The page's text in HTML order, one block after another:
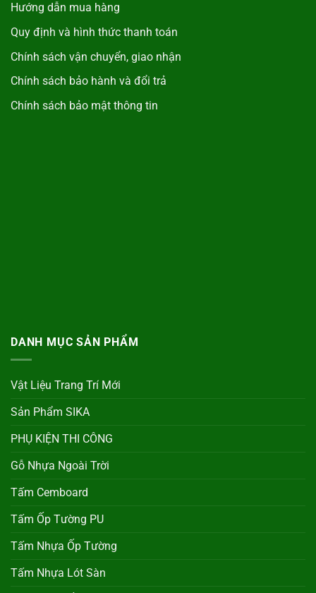
Hướng dẫn mua hàng
Quy định và hình thức thanh toán
Chính sách vận chuyển, giao nhận
Chính sách bảo hành và đổi trả
Chính sách bảo mật thông tin
DANH MỤC SẢN PHẨM
Vật Liệu Trang Trí Mới
Sản Phẩm SIKA
PHỤ KIỆN THI CÔNG
Gỗ Nhựa Ngoài Trời
Tấm Cemboard
Tấm Ốp Tường PU
Tấm Nhựa Ốp Tường
Tấm Nhựa Lót Sàn